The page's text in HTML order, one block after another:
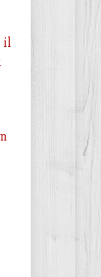
il